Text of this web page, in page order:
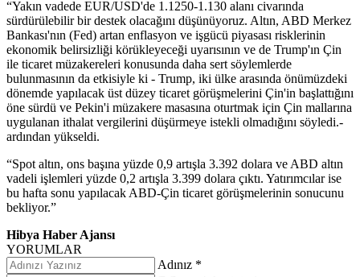
“Yakın vadede EUR/USD'de 1.1250-1.130 alanı civarında
sürdürülebilir bir destek olacağını düşünüyoruz. Altın, ABD Merkez
Bankası'nın (Fed) artan enflasyon ve işgücü piyasası risklerinin
ekonomik belirsizliği körükleyeceği uyarısının ve de Trump'ın Çin
ile ticaret müzakereleri konusunda daha sert söylemlerde
bulunmasının da etkisiyle ki - Trump, iki ülke arasında önümüzdeki
dönemde yapılacak üst düzey ticaret görüşmelerini Çin'in başlattığını
öne sürdü ve Pekin'i müzakere masasına oturtmak için Çin mallarına
uygulanan ithalat vergilerini düşürmeye istekli olmadığını söyledi.-
ardından yükseldi.
“Spot altın, ons başına yüzde 0,9 artışla 3.392 dolara ve ABD altın
vadeli işlemleri yüzde 0,2 artışla 3.399 dolara çıktı. Yatırımcılar ise
bu hafta sonu yapılacak ABD-Çin ticaret görüşmelerinin sonucunu
bekliyor.”
Hibya Haber Ajansı
YORUMLAR
Adınız *